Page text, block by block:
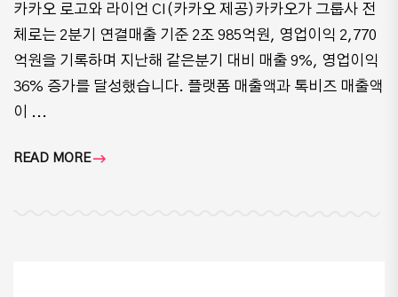
카카오 로고와 라이언 CI(카카오 제공)카카오가 그룹사 전
체로는 2분기 연결매출 기준 2조 985억원, 영업이익 2,770
억원을 기록하며 지난해 같은분기 대비 매출 9%, 영업이익
36% 증가를 달성했습니다. 플랫폼 매출액과 톡비즈 매출액
이 ...
READ MORE